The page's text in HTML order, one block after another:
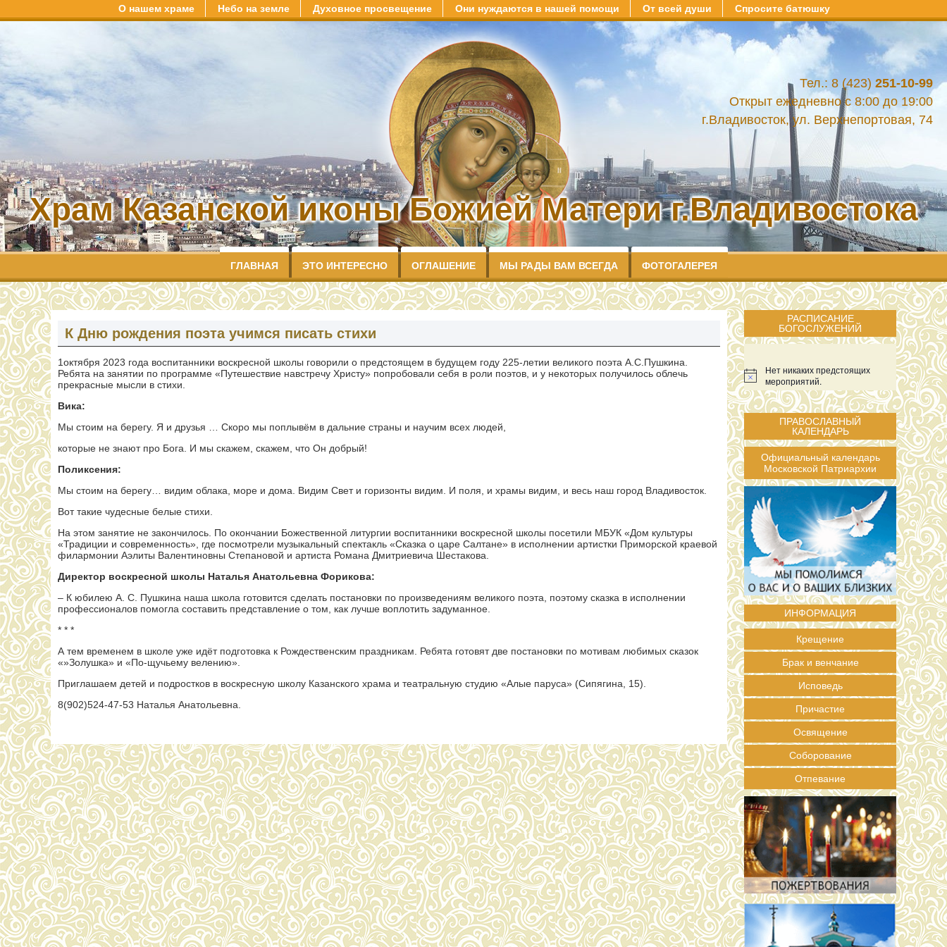
О нашем храме Небо на земле Духовное просвещение Они нуждаются в нашей помощи От всей души Спросите батюшку
Тел.: 8 (423) 251-10-99
Открыт ежедневно с 8:00 до 19:00
г.Владивосток, ул. Верхнепортовая, 74
Храм Казанской иконы Божией Матери г.Владивостока
ГЛАВНАЯ ЭТО ИНТЕРЕСНО ОГЛАШЕНИЕ МЫ РАДЫ ВАМ ВСЕГДА ФОТОГАЛЕРЕЯ
К Дню рождения поэта учимся писать стихи
1октября 2023 года воспитанники воскресной школы говорили о предстоящем в будущем году 225-летии великого поэта А.С.Пушкина.
Ребята на занятии по программе «Путешествие навстречу Христу» попробовали себя в роли поэтов, и у некоторых получилось облечь
прекрасные мысли в стихи.
Вика:
Мы стоим на берегу. Я и друзья … Скоро мы поплывём в дальние страны и научим всех людей,
которые не знают про Бога. И мы скажем, скажем, что Он добрый!
Поликсения:
Мы стоим на берегу… видим облака, море и дома. Видим Свет и горизонты видим. И поля, и храмы видим, и весь наш город Владивосток.
Вот такие чудесные белые стихи.
На этом занятие не закончилось. По окончании Божественной литургии воспитанники воскресной школы посетили МБУК «Дом культуры
«Традиции и современность», где посмотрели музыкальный спектакль «Сказка о царе Салтане» в исполнении артистки Приморской краевой
филармонии Аэлиты Валентиновны Степановой и артиста Романа Дмитриевича Шестакова.
Директор воскресной школы Наталья Анатольевна Форикова:
– К юбилею А. С. Пушкина наша школа готовится сделать постановки по произведениям великого поэта, поэтому сказка в исполнении
профессионалов помогла составить представление о том, как лучше воплотить задуманное.
* * *
А тем временем в школе уже идёт подготовка к Рождественским праздникам. Ребята готовят две постановки по мотивам любимых сказок
«»Золушка» и «По-щучьему велению».
Приглашаем детей и подростков в воскресную школу Казанского храма и театральную студию «Алые паруса» (Сипягина, 15).
8(902)524-47-53 Наталья Анатольевна.
РАСПИСАНИЕ
БОГОСЛУЖЕНИЙ
Нет никаких предстоящих
мероприятий.
ПРАВОСЛАВНЫЙ
КАЛЕНДАРЬ
Официальный календарь
Московской Патриархии
ИНФОРМАЦИЯ
Крещение
Брак и венчание
Исповедь
Причастие
Освящение
Соборование
Отпевание